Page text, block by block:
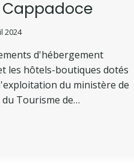
Cappadoce
2024
d'hébergement
les hôtels-boutiques dotés
du ministère de
Tourisme de…